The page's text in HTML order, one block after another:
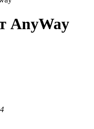
AnyWay